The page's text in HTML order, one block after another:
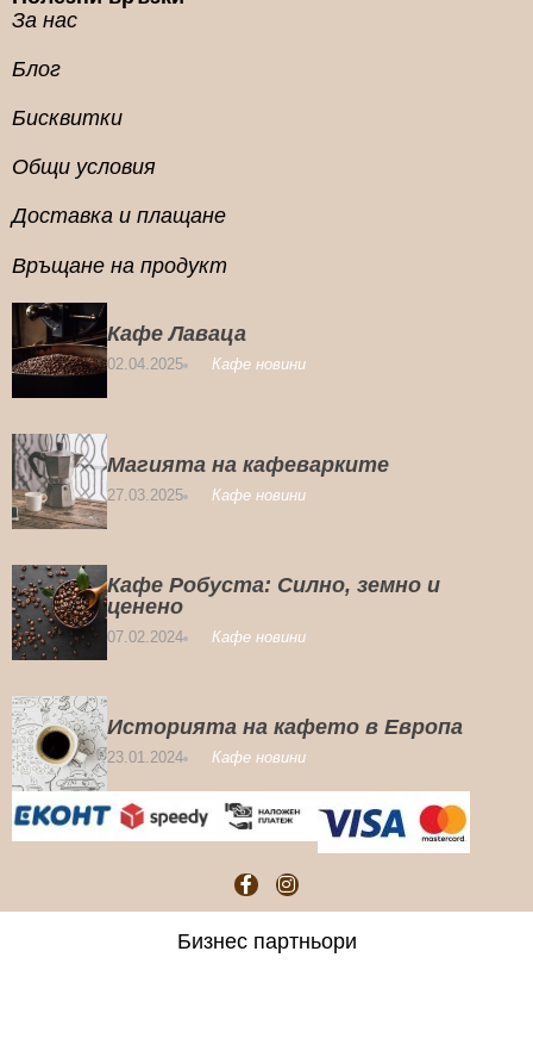
За нас
Блог
Бисквитки
Общи условия
Доставка и плащане
Връщане на продукт
Кафе Лаваца
02.04.2025 Кафе новини
Магията на кафеварките
27.03.2025 Кафе новини
Кафе Робуста: Силно, земно и
ценено
07.02.2024 Кафе новини
Историята на кафето в Европа
23.01.2024 Кафе новини
Бизнес партньори